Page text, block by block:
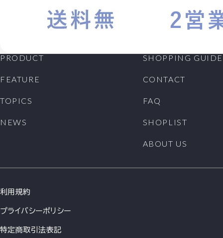
PRODUCT
FEATURE
TOPICS
NEWS
SHOPPING GUIDE
CONTACT
FAQ
SHOPLIST
ABOUT US
利用規約
プライバシーポリシー
特定商取引法表記